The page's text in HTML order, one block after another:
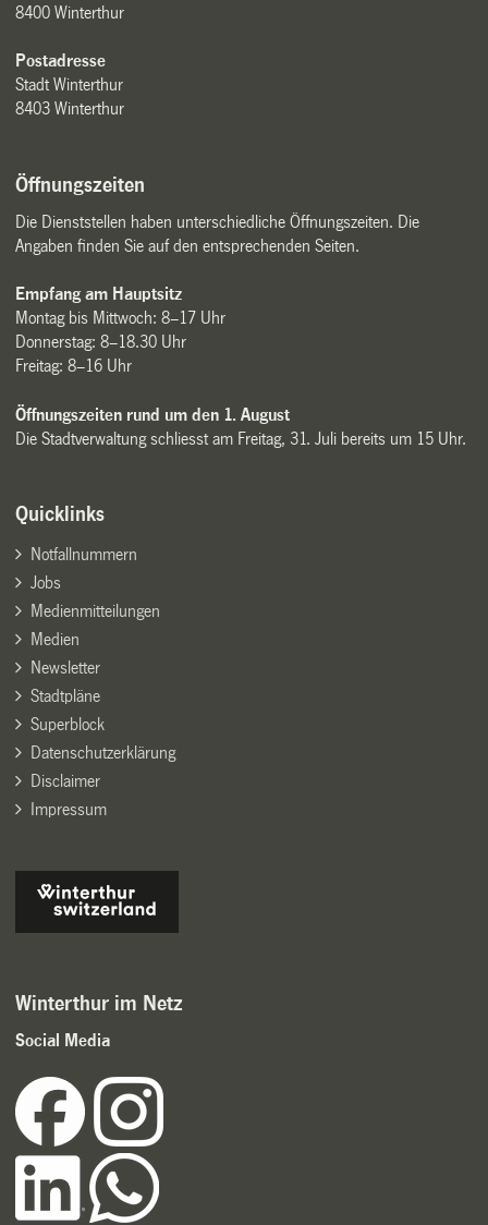
8400 Winterthur
Postadresse
Stadt Winterthur
8403 Winterthur
Öffnungszeiten
Die Dienststellen haben unterschiedliche Öffnungszeiten. Die
Angaben finden Sie auf den entsprechenden Seiten.
Empfang am Hauptsitz
Montag bis Mittwoch: 8–17 Uhr
Donnerstag: 8–18.30 Uhr
Freitag: 8–16 Uhr
Öffnungszeiten rund um den 1. August
Die Stadtverwaltung schliesst am Freitag, 31. Juli bereits um 15 Uhr.
Quicklinks
Notfallnummern
Jobs
Medienmitteilungen
Medien
Newsletter
Stadtpläne
Superblock
Datenschutzerklärung
Disclaimer
Impressum
Winterthur im Netz
Social Media